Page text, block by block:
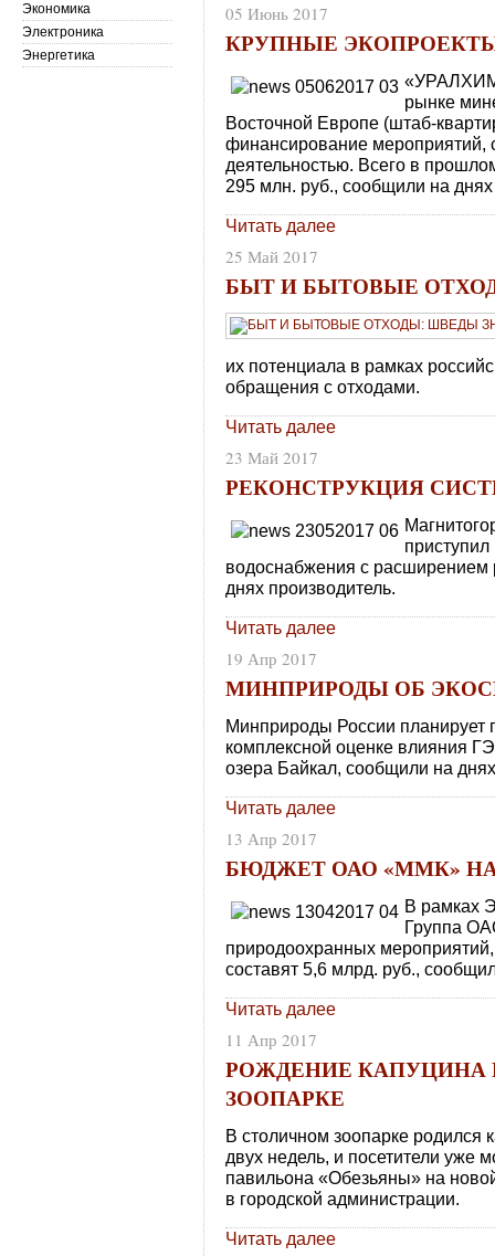
05 Июнь 2017
КРУПНЫЕ
рынке
Восточной Европе (штаб-
финансирование мероприятий,
деятельностью. Всего в
295 млн. руб., сообщили на днях
Читать далее
25 Май 2017
БЫТ И БЫТОВЫЕ
их потенциала в рамках
обращения с отходами.
Читать далее
23 Май 2017
РЕКОНСТРУКЦИЯ
водоснабжения с расширением
днях производитель.
Читать далее
19 Апр 2017
МИНПРИРОДЫ ОБ
Минприроды России планирует
комплексной оценке влияния
озера Байкал, сообщили на
Читать далее
13 Апр 2017
БЮДЖЕТ ОАО «ММК»
В рамках
Группа
природоохранных
составят 5,6 млрд. руб.,
Читать далее
11 Апр 2017
РОЖДЕНИЕ
ЗООПАРКЕ
В столичном зоопарке родился
двух недель, и посетители уже
павильона «Обезьяны» на
в городской администрации.
Читать далее
Экономика
Электроника
Энергетика